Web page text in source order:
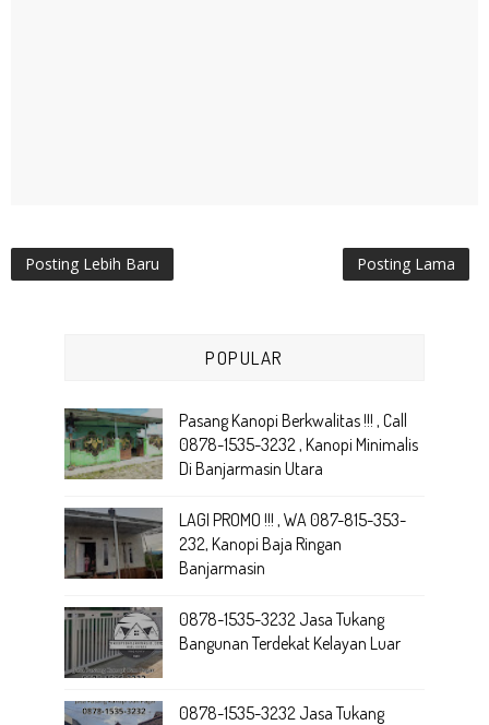
Posting Lebih Baru Posting Lama
POPULAR
Pasang Kanopi Berkwalitas !!! , Call
0878-1535-3232 , Kanopi Minimalis
Di Banjarmasin Utara
LAGI PROMO !!! , WA 087-815-353-
232, Kanopi Baja Ringan
Banjarmasin
0878-1535-3232 Jasa Tukang
Bangunan Terdekat Kelayan Luar
0878-1535-3232 Jasa Tukang